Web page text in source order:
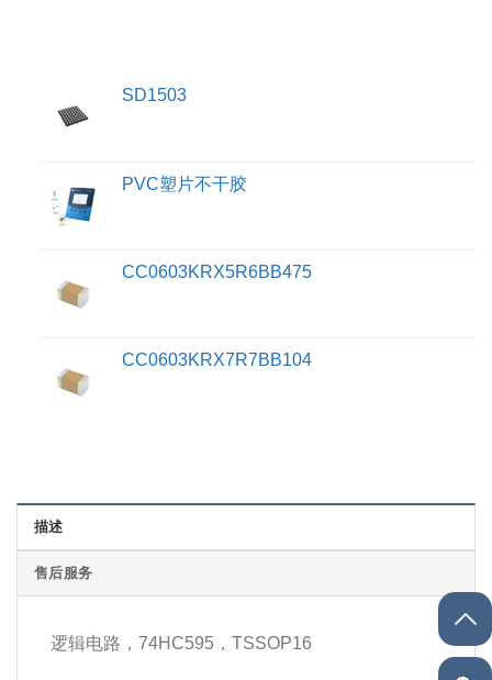
SD1503
PVC塑片不干胶
CC0603KRX5R6BB475
CC0603KRX7R7BB104
描述
售后服务
逻辑电路，74HC595，TSSOP16